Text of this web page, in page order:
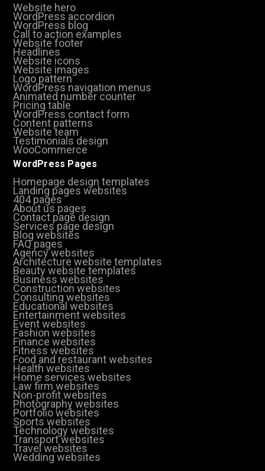
Website hero
WordPress accordion
WordPress blog
Call to action examples
Website footer
Headlines
Website icons
Website images
Logo pattern
WordPress navigation menus
Animated number counter
Pricing table
WordPress contact form
Content patterns
Website team
Testimonials design
WooCommerce
WordPress Pages
Homepage design templates
Landing pages websites
404 pages
About us pages
Contact page design
Services page design
Blog websites
FAQ pages
Agency websites
Architecture website templates
Beauty website templates
Business websites
Construction websites
Consulting websites
Educational websites
Entertainment websites
Event websites
Fashion websites
Finance websites
Fitness websites
Food and restaurant websites
Health websites
Home services websites
Law firm websites
Non-profit websites
Photography websites
Portfolio websites
Sports websites
Technology websites
Transport websites
Travel websites
Wedding websites